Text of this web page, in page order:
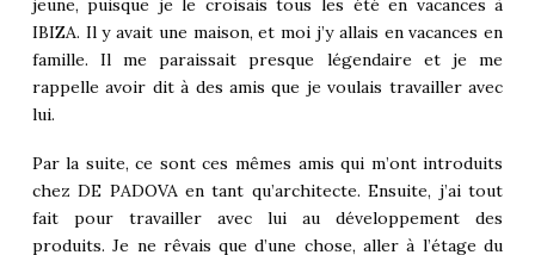
jeune, puisque je le croisais tous les été en vacances à
IBIZA. Il y avait une maison, et moi j’y allais en vacances en
famille. Il me paraissait presque légendaire et je me
rappelle avoir dit à des amis que je voulais travailler avec
lui.
Par la suite, ce sont ces mêmes amis qui m’ont introduits
chez DE PADOVA en tant qu’architecte. Ensuite, j’ai tout
fait pour travailler avec lui au développement des
produits. Je ne rêvais que d’une chose, aller à l’étage du